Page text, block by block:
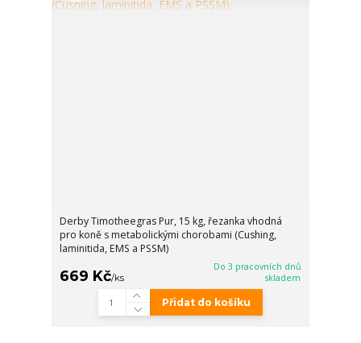
Derby Timotheegras Pur, 15 kg, řezanka vhodná
pro koně s metabolickými chorobami (Cushing,
laminitida, EMS a PSSM)
669 Kč/ks
Do 3 pracovních dnů
skladem
Přidat do košíku